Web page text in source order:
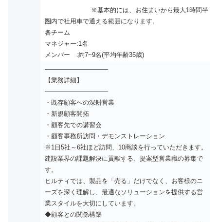
※基本的には、お住まいから最大1時間半
圏内で社用車で通える範囲になります。
各チーム
マネジャー:1名
メンバー :約7~9名(平均年齢35歳)
——————————
【業務詳細】
——————————
・既存顧客への深耕営業
・新規顧客開拓
・顧客先での講習会
・顧客事務所訪問・デモンストレーション
※1日5社～6社ほど訪問、10商談を行っていただきます。
建設業界の課題解決に貢献する、提案型営業職の募集で
す。
ヒルティでは、製品を「売る」だけでなく、お客様のニ
ーズを深く理解し、最適なソリューションを提供する営
業スタイルを大切にしています。
◆顧客との関係構築